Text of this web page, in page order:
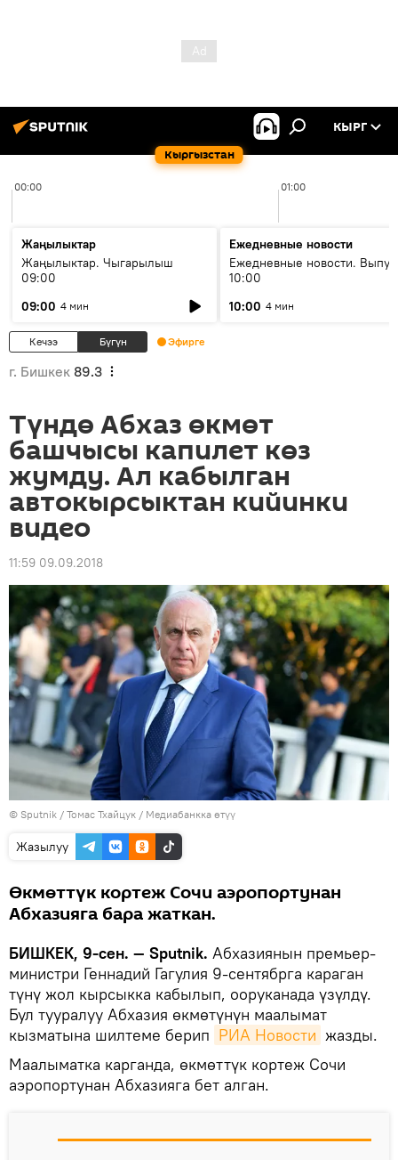
Кыргызстан
КЫРГ
00:00 01:00
Жаңылыктар
Жаңылыктар. Чыгарылыш
09:00
09:00 4 мин
Ежедневные новости
Ежедневные новости.
10:00
10:00 4 мин
Кечээ Бүгүн Эфирге
г. Бишкек 89.3
Түндө Абхаз өкмөт
башчысы капилет көз
жумду. Ал кабылган
автокырсыктан кийинки
видео
11:59 09.09.2018
© Sputnik / Томас Тхайцук / Медиабанкка өтүү
Жазылуу
Өкмөттүк кортеж Сочи аэропортунан
Абхазияга бара жаткан.
БИШКЕК, 9-сен. — Sputnik. Абхазиянын премьер-
министри Геннадий Гагулия 9-сентябрга караган
түнү жол кырсыкка кабылып, ооруканада үзүлдү.
Бул тууралуу Абхазия өкмөтүнүн маалымат
кызматына шилтеме берип РИА Новости жазды.
Маалыматка карганда, өкмөттүк кортеж Сочи
аэропортунан Абхазияга бет алган.